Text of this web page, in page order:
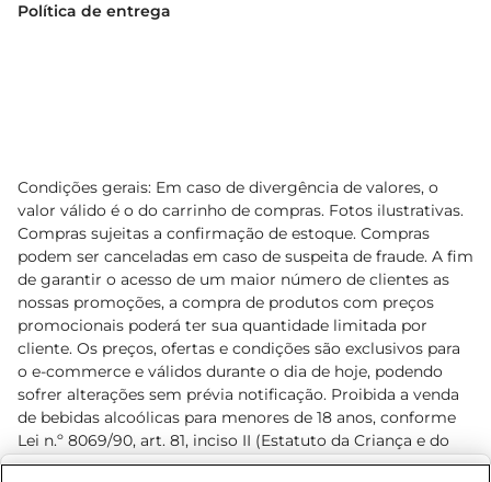
Política de entrega
Condições gerais: Em caso de divergência de valores, o
valor válido é o do carrinho de compras. Fotos ilustrativas.
Compras sujeitas a confirmação de estoque. Compras
podem ser canceladas em caso de suspeita de fraude. A fim
de garantir o acesso de um maior número de clientes as
nossas promoções, a compra de produtos com preços
promocionais poderá ter sua quantidade limitada por
cliente. Os preços, ofertas e condições são exclusivos para
o e-commerce e válidos durante o dia de hoje, podendo
sofrer alterações sem prévia notificação. Proibida a venda
de bebidas alcoólicas para menores de 18 anos, conforme
Lei n.º 8069/90, art. 81, inciso II (Estatuto da Criança e do
Adolescente). Preços e condições exclusivos para o